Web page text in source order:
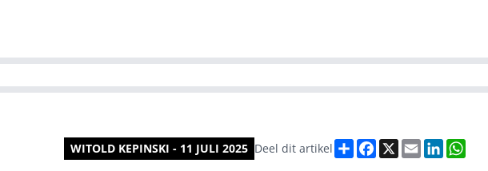
WITOLD KEPINSKI - 11 JULI 2025 Deel dit artikel DeelFacebook
X EmailLinkedIn